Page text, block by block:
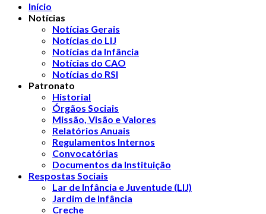
Início
Notícias
Notícias Gerais
Notícias do LIJ
Notícias da Infância
Notícias do CAO
Notícias do RSI
Patronato
Historial
Órgãos Sociais
Missão, Visão e Valores
Relatórios Anuais
Regulamentos Internos
Convocatórias
Documentos da Instituição
Respostas Sociais
Lar de Infância e Juventude (LIJ)
Jardim de Infância
Creche